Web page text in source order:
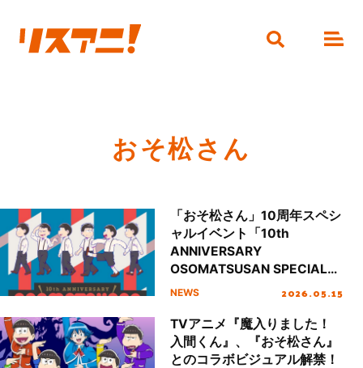
おそ松さん
「おそ松さん」10周年スペシ
ャルイベント「10th
ANNIVERSARY
OSOMATSUSAN SPECIAL
6DAYS 開幕祭」総勢12名の
ビジュアル解禁！
NEWS 2026.05.15
TVアニメ『魔入りました！
入間くん』、『おそ松さん』
とのコラボビジュアル解禁！